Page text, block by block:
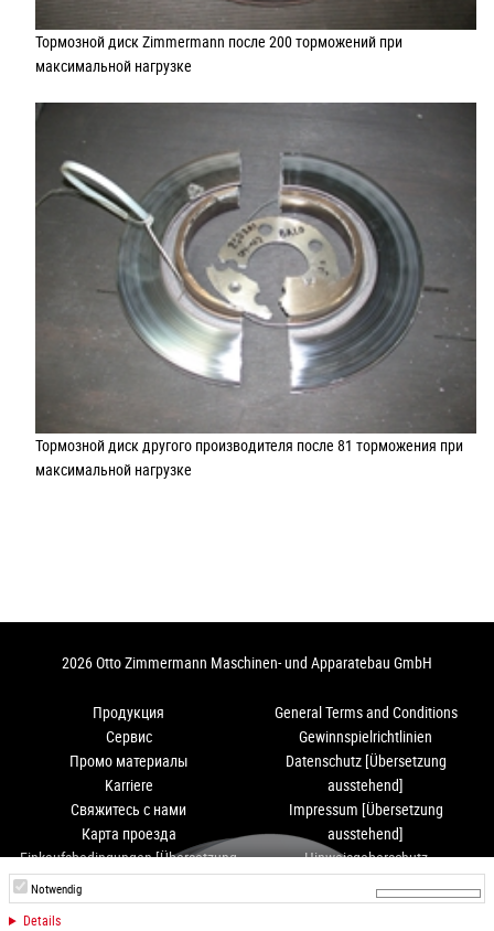
Notwendig
Details
Тормозной диск Zimmermann после 200 торможений при
максимальной нагрузке
Тормозной диск другого производителя после 81 торможения при
максимальной нагрузке
2026 Otto Zimmermann Maschinen- und Apparatebau GmbH
Продукция
Сервис
Промо материалы
Karriere
Свяжитесь с нами
Карта проезда
Einkaufsbedingungen [Übersetzung
ausstehend]
General Terms and Conditions
Gewinnspielrichtlinien
Datenschutz [Übersetzung
ausstehend]
Impressum [Übersetzung
ausstehend]
Hinweisgeberschutz